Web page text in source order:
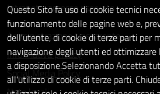
Intranet - accesso riservato
Amministrazione trasparente
Informativa privacy
Social Media Policy
Questo Sito fa uso di cookie tecnici
funzionamento delle pagine web e,
dell'utente, di cookie di terze parti per
navigazione degli utenti ed ottimizzare
a disposizione.Selezionando Accetta
all'utilizzo di cookie di terze parti.